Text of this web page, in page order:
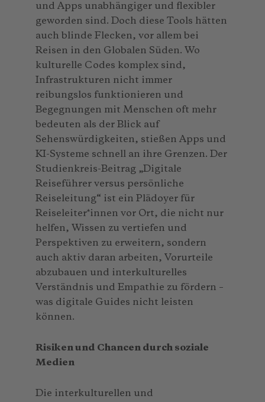
und Apps unabhängiger und flexibler
geworden sind. Doch diese Tools hätten
auch blinde Flecken, vor allem bei
Reisen in den Globalen Süden. Wo
kulturelle Codes komplex sind,
Infrastrukturen nicht immer
reibungslos funktionieren und
Begegnungen mit Menschen oft mehr
bedeuten als der Blick auf
Sehenswürdigkeiten, stießen Apps und
KI-Systeme schnell an ihre Grenzen. Der
Studienkreis-Beitrag „Digitale
Reiseführer versus persönliche
Reiseleitung“ ist ein Plädoyer für
Reiseleiter*innen vor Ort, die nicht nur
helfen, Wissen zu vertiefen und
Perspektiven zu erweitern, sondern
auch aktiv daran arbeiten, Vorurteile
abzubauen und interkulturelles
Verständnis und Empathie zu fördern –
was digitale Guides nicht leisten
können.
Risiken und Chancen durch soziale
Medien
Die interkulturellen und